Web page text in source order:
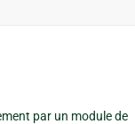
par un module de